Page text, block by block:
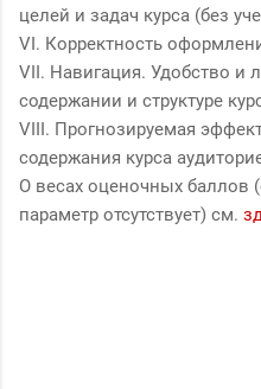
целей и задач курса (без
VI. Корректность
VII. Навигация. Удобство и
содержании и структуре
VIII. Прогнозируемая
содержания курса
О весах оценочных баллов
параметр отсутствует) см.